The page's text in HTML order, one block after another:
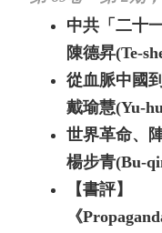
中共「二十
陳德昇(Te-
從血脈中國
戴瑜慧(Yu-
世界革命、
楊步青(Bu-
【書評】
《